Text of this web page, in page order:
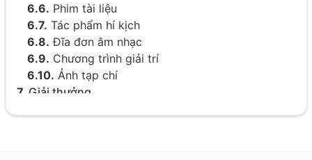
6.6. Phim tài liệu
6.7. Tác phẩm hí kịch
6.8. Đĩa đơn âm nhạc
6.9. Chương trình giải trí
6.10. Ảnh tạp chí
7. Giải thưởng
7.1.Hạng mục Điện ảnh & Truyền hình